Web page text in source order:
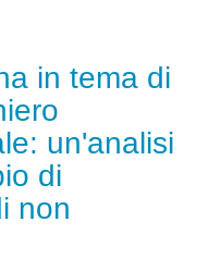
in tema di
un'analisi
di
non